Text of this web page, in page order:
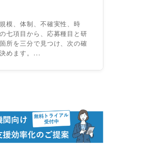
模、体制、不確実性、時
七項目から、応募種目と研
所を三分で見つけ、次の確
めます。...